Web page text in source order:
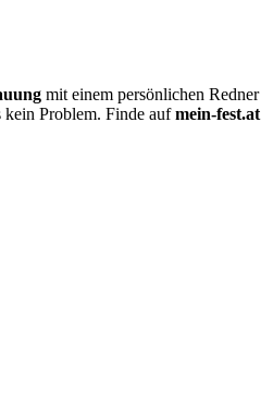
mit einem persönlichen Redner
kein Problem. Finde aufmein-fest.at